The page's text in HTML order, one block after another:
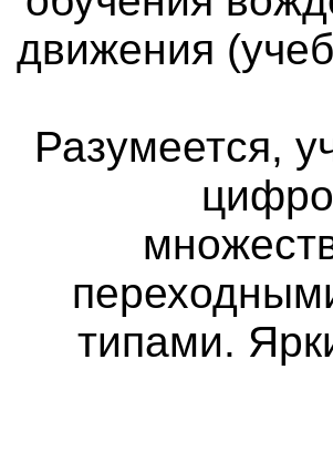
движения
Разумеется,
типами.